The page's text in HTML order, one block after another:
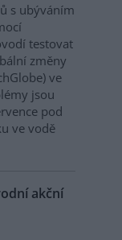
s ubýváním
testovat
změny
ve
jsou
pod
ve vodě
akční